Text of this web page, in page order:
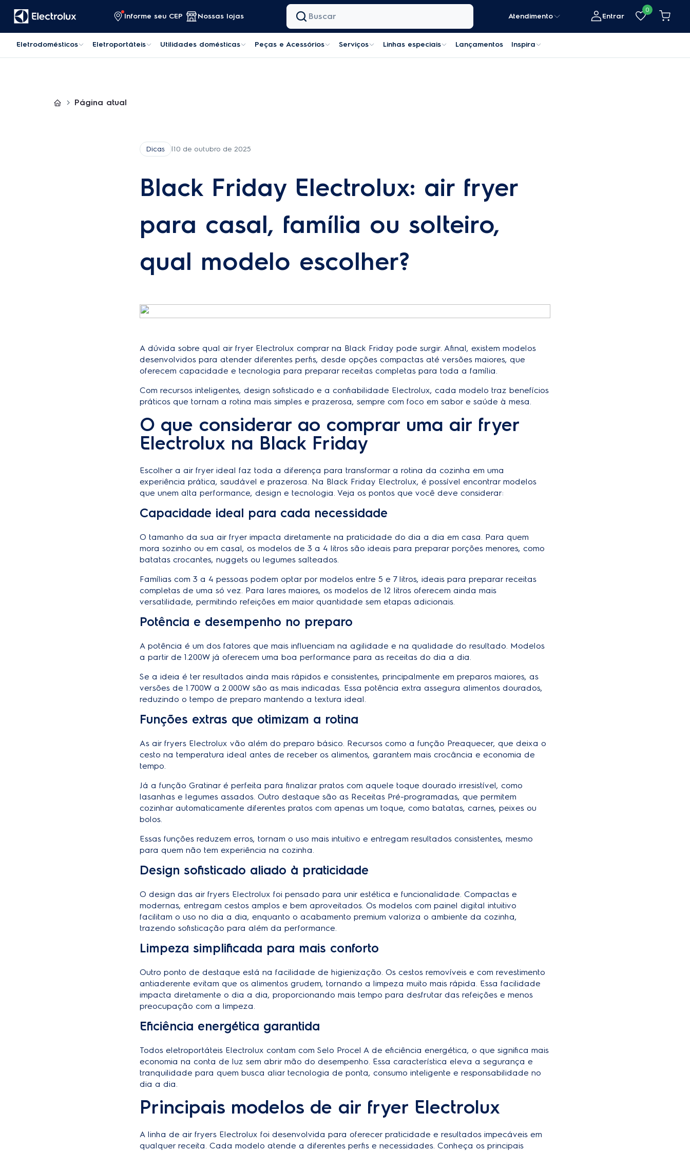
Informe seu CEP Nossas lojas Atendimento Entrar
0
Eletrodomésticos Eletroportáteis Utilidades domésticas Peças e Acessórios Serviços Linhas especiais Lançamentos Inspira
Página atual
Dicas |10 de outubro de 2025
Black Friday Electrolux: air fryer
para casal, família ou solteiro,
qual modelo escolher?
A dúvida sobre qual air fryer Electrolux comprar na Black Friday pode surgir. Afinal, existem modelos
desenvolvidos para atender diferentes perfis, desde opções compactas até versões maiores, que
oferecem capacidade e tecnologia para preparar receitas completas para toda a família.
Com recursos inteligentes, design sofisticado e a confiabilidade Electrolux, cada modelo traz benefícios
práticos que tornam a rotina mais simples e prazerosa, sempre com foco em sabor e saúde à mesa.
O que considerar ao comprar uma air fryer
Electrolux na Black Friday
Escolher a air fryer ideal faz toda a diferença para transformar a rotina da cozinha em uma
experiência prática, saudável e prazerosa. Na Black Friday Electrolux, é possível encontrar modelos
que unem alta performance, design e tecnologia. Veja os pontos que você deve considerar:
Capacidade ideal para cada necessidade
O tamanho da sua air fryer impacta diretamente na praticidade do dia a dia em casa. Para quem
mora sozinho ou em casal, os modelos de 3 a 4 litros são ideais para preparar porções menores, como
batatas crocantes, nuggets ou legumes salteados.
Famílias com 3 a 4 pessoas podem optar por modelos entre 5 e 7 litros, ideais para preparar receitas
completas de uma só vez. Para lares maiores, os modelos de 12 litros oferecem ainda mais
versatilidade, permitindo refeições em maior quantidade sem etapas adicionais.
Potência e desempenho no preparo
A potência é um dos fatores que mais influenciam na agilidade e na qualidade do resultado. Modelos
a partir de 1.200W já oferecem uma boa performance para as receitas do dia a dia.
Se a ideia é ter resultados ainda mais rápidos e consistentes, principalmente em preparos maiores, as
versões de 1.700W a 2.000W são as mais indicadas. Essa potência extra assegura alimentos dourados,
reduzindo o tempo de preparo mantendo a textura ideal.
Funções extras que otimizam a rotina
As air fryers Electrolux vão além do preparo básico. Recursos como a função Preaquecer, que deixa o
cesto na temperatura ideal antes de receber os alimentos, garantem mais crocância e economia de
tempo.
Já a função Gratinar é perfeita para finalizar pratos com aquele toque dourado irresistível, como
lasanhas e legumes assados. Outro destaque são as Receitas Pré-programadas, que permitem
cozinhar automaticamente diferentes pratos com apenas um toque, como batatas, carnes, peixes ou
bolos.
Essas funções reduzem erros, tornam o uso mais intuitivo e entregam resultados consistentes, mesmo
para quem não tem experiência na cozinha.
Design sofisticado aliado à praticidade
O design das air fryers Electrolux foi pensado para unir estética e funcionalidade. Compactas e
modernas, entregam cestos amplos e bem aproveitados. Os modelos com painel digital intuitivo
facilitam o uso no dia a dia, enquanto o acabamento premium valoriza o ambiente da cozinha,
trazendo sofisticação para além da performance.
Limpeza simplificada para mais conforto
Outro ponto de destaque está na facilidade de higienização. Os cestos removíveis e com revestimento
antiaderente evitam que os alimentos grudem, tornando a limpeza muito mais rápida. Essa facilidade
impacta diretamente o dia a dia, proporcionando mais tempo para desfrutar das refeições e menos
preocupação com a limpeza.
Eficiência energética garantida
Todos eletroportáteis Electrolux contam com Selo Procel A de eficiência energética, o que significa mais
economia na conta de luz sem abrir mão do desempenho. Essa característica eleva a segurança e
tranquilidade para quem busca aliar tecnologia de ponta, consumo inteligente e responsabilidade no
dia a dia.
Principais modelos de air fryer Electrolux
A linha de air fryers Electrolux foi desenvolvida para oferecer praticidade e resultados impecáveis em
qualquer receita. Cada modelo atende a diferentes perfis e necessidades. Conheça os principais